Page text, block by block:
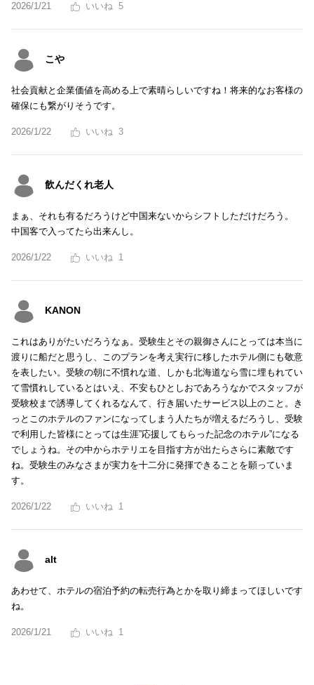
2026/1/21 5
こや
社会貢献と企業価値を高める上で素晴らしいですね！将来的なお客様の
確保にも繋がりそうです。
2026/1/22 3
飲んだくれ老人
まぁ、それも有るだろうけど中国来ないからシフトしただけだろう。
中国客で入ってたら出来んし。
2026/1/22 1
KANON
これはありがたいだろうなぁ。受験生とその親御さんにとっては本当に
渡りに船だと思うし、このプランを考え実行に移したホテル側にも敬意
を表したい。受験の朝に不慣れな道、しかも北海道なら雪に埋もれてい
て雪慣れしているとはいえ、不安もひとしおであろうなかでスタッフが
受験校まで誘導してくれるなんて、行き届いたサービス以上のこと。き
っとこのホテルのファンになってしまう人たちが増えるだろうし、受験
で利用した皆様にとっては生涯”応援してもらった記念のホテル”になる
でしょうね。その中からホテリエを目指す方が出たらさらに素敵です
ね。受験生のみなさまが実力を十二分に発揮できることを願っていま
す。
2026/1/22 1
alt
あわせて、ホテルの宿泊予約の転売行為とかを取り締まってほしいです
ね。
2026/1/21 1